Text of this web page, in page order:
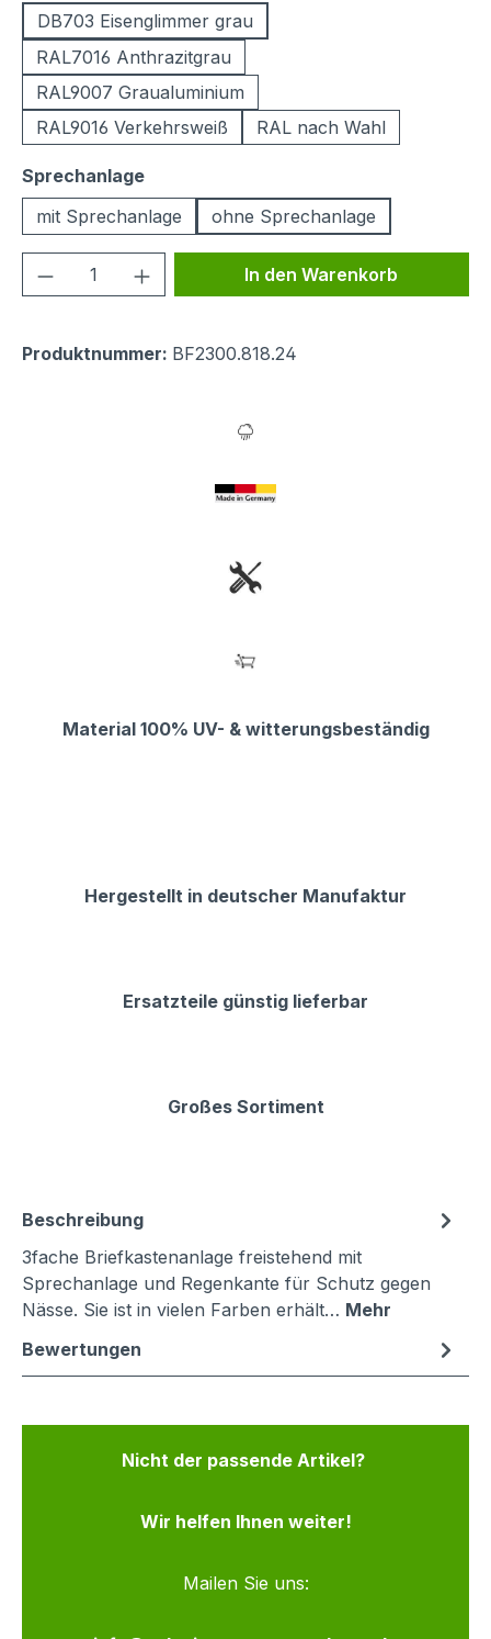
DB703 Eisenglimmer grau
RAL7016 Anthrazitgrau
RAL9007 Graualuminium
RAL9016 Verkehrsweiß
RAL nach Wahl
Sprechanlageauswählen
mit Sprechanlage
ohne Sprechanlage
Produkt Anzahl: Gib denIn den Warenkorb
Produktnummer: BF2300.818.24
Material 100% UV- & witterungsbeständig
Hergestellt in deutscher Manufaktur
Ersatzteile günstig lieferbar
Großes Sortiment
Beschreibung
3fache Briefkastenanlage freistehend mit
Sprechanlage und Regenkante für Schutz gegen
Nässe. Sie ist in vielen Farben erhält… Mehr
Bewertungen
Nicht der passende Artikel?
Wir helfen Ihnen weiter!
Mailen Sie uns: